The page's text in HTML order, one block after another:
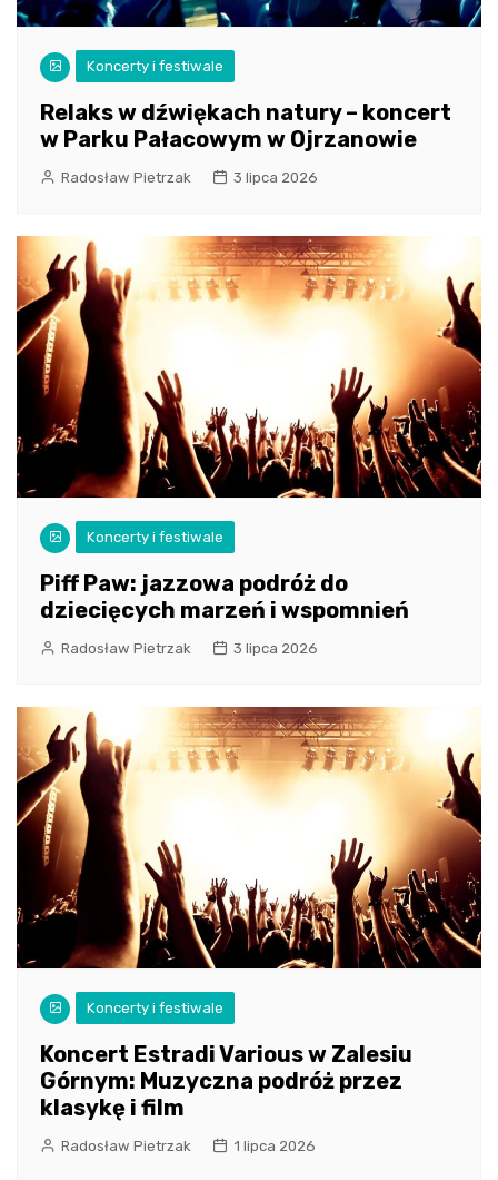
Koncerty i festiwale
Relaks w dźwiękach natury – koncert
w Parku Pałacowym w Ojrzanowie
Radosław Pietrzak 3 lipca 2026
Koncerty i festiwale
Piff Paw: jazzowa podróż do
dziecięcych marzeń i wspomnień
Radosław Pietrzak 3 lipca 2026
Koncerty i festiwale
Koncert Estradi Various w Zalesiu
Górnym: Muzyczna podróż przez
klasykę i film
Radosław Pietrzak 1 lipca 2026